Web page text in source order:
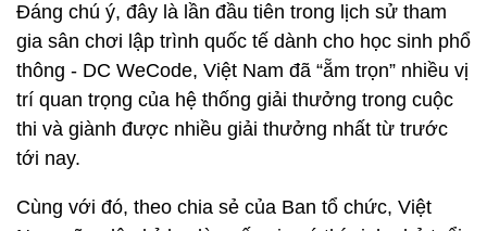
Đáng chú ý, đây là lần đầu tiên trong lịch sử tham
gia sân chơi lập trình quốc tế dành cho học sinh phổ
thông - DC WeCode, Việt Nam đã “ẵm trọn” nhiều vị
trí quan trọng của hệ thống giải thưởng trong cuộc
thi và giành được nhiều giải thưởng nhất từ trước
tới nay.
Cùng với đó, theo chia sẻ của Ban tổ chức, Việt